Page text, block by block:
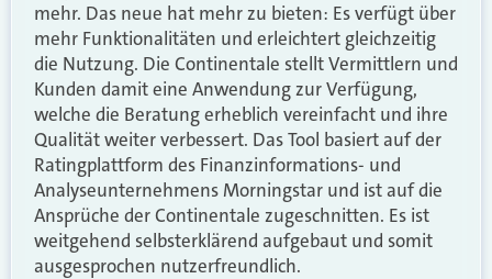
mehr. Das neue hat mehr zu bieten: Es verfügt über
mehr Funktionalitäten und erleichtert gleichzeitig
die Nutzung. Die Continentale stellt Vermittlern und
Kunden damit eine Anwendung zur Verfügung,
welche die Beratung erheblich vereinfacht und ihre
Qualität weiter verbessert. Das Tool basiert auf der
Ratingplattform des Finanzinformations- und
Analyseunternehmens Morningstar und ist auf die
Ansprüche der Continentale zugeschnitten. Es ist
weitgehend selbsterklärend aufgebaut und somit
ausgesprochen nutzerfreundlich.